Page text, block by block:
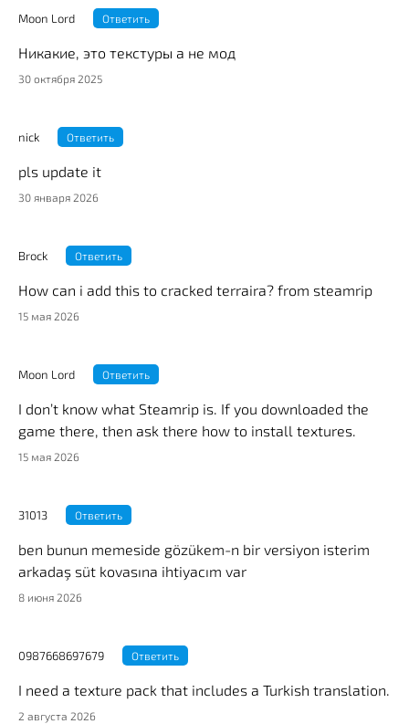
Moon Lord Ответить
Никакие, это текстуры а не мод
30 октября 2025
nick Ответить
pls update it
30 января 2026
Brock Ответить
How can i add this to cracked terraira? from steamrip
15 мая 2026
Moon Lord Ответить
I don’t know what Steamrip is. If you downloaded the
game there, then ask there how to install textures.
15 мая 2026
31013 Ответить
ben bunun memeside gözükem-n bir versiyon isterim
arkadaş süt kovasına ihtiyacım var
8 июня 2026
0987668697679 Ответить
I need a texture pack that includes a Turkish translation.
2 августа 2026